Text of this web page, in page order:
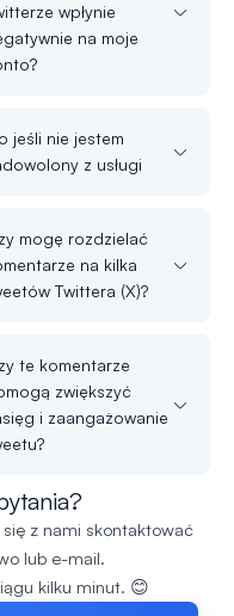
wpłynie
na moje
jeśli nie jestem
z usługi
mogę rozdzielać
na kilka
Twittera (X)?
te komentarze
zwiększyć
i zaangażowanie
z nami skontaktować
lub e-mail.
kilku minut. 😊